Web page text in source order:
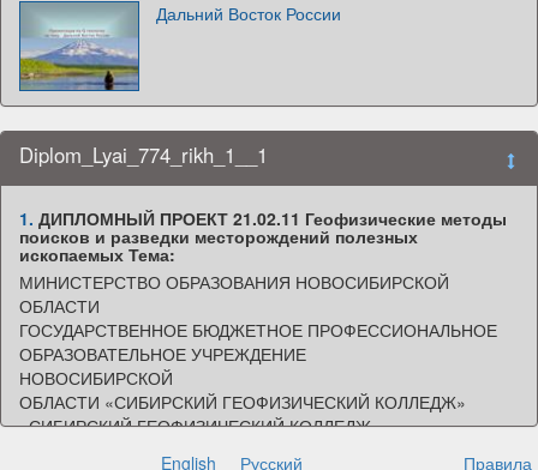
Дальний Восток России
Diplom_Lyai_774_rikh_1__1
1. ДИПЛОМНЫЙ ПРОЕКТ 21.02.11 Геофизические методы
поисков и разведки месторождений полезных
ископаемых Тема:
МИНИСТЕРСТВО ОБРАЗОВАНИЯ НОВОСИБИРСКОЙ
ОБЛАСТИ
ГОСУДАРСТВЕННОЕ БЮДЖЕТНОЕ ПРОФЕССИОНАЛЬНОЕ
ОБРАЗОВАТЕЛЬНОЕ УЧРЕЖДЕНИЕ
НОВОСИБИРСКОЙ
ОБЛАСТИ «СИБИРСКИЙ ГЕОФИЗИЧЕСКИЙ КОЛЛЕДЖ»
«СИБИРСКИЙ ГЕОФИЗИЧЕСКИЙ КОЛЛЕДЖ»
English Русский Правила